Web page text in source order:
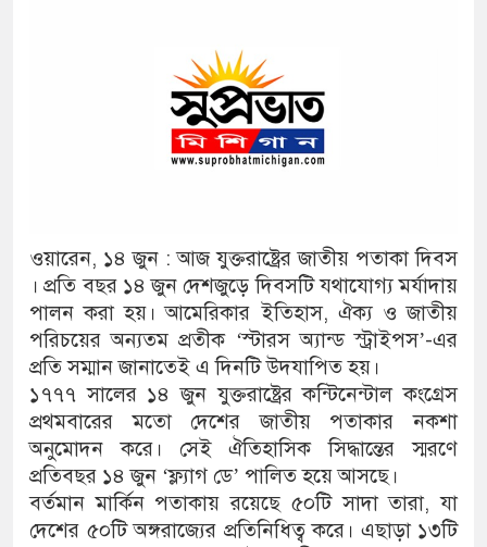
ওয়ারেন, ১৪ জুন : আজ যুক্তরাষ্ট্রের জাতীয় পতাকা দিবস
। প্রতি বছর ১৪ জুন দেশজুড়ে দিবসটি যথাযোগ্য মর্যাদায়
পালন করা হয়। আমেরিকার ইতিহাস, ঐক্য ও জাতীয়
পরিচয়ের অন্যতম প্রতীক ‘স্টারস অ্যান্ড স্ট্রাইপস’-এর
প্রতি সম্মান জানাতেই এ দিনটি উদযাপিত হয়।
১৭৭৭ সালের ১৪ জুন যুক্তরাষ্ট্রের কন্টিনেন্টাল কংগ্রেস
প্রথমবারের মতো দেশের জাতীয় পতাকার নকশা
অনুমোদন করে। সেই ঐতিহাসিক সিদ্ধান্তের স্মরণে
প্রতিবছর ১৪ জুন ‘ফ্ল্যাগ ডে’ পালিত হয়ে আসছে।
বর্তমান মার্কিন পতাকায় রয়েছে ৫০টি সাদা তারা, যা
দেশের ৫০টি অঙ্গরাজ্যের প্রতিনিধিত্ব করে। এছাড়া ১৩টি